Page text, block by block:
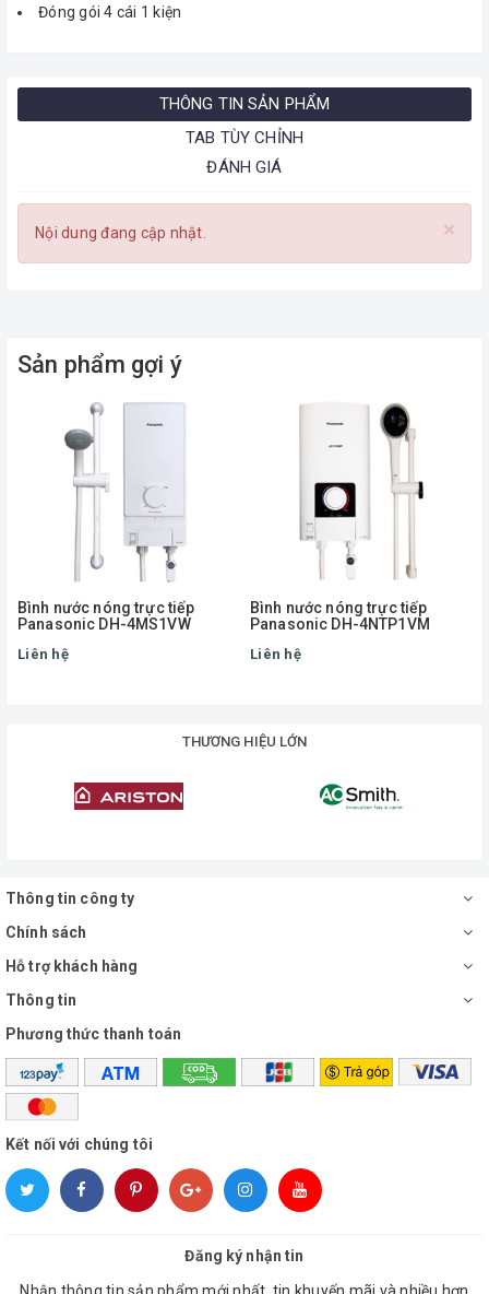
Đóng gói 4 cái 1 kiện
THÔNG TIN SẢN PHẨM
TAB TÙY CHỈNH
ĐÁNH GIÁ
×
Nội dung đang cập nhật.
Sản phẩm gợi ý
Bình nước nóng trực tiếp
Panasonic DH-4MS1VW
Liên hệ
Bình nước nóng trực tiếp
Panasonic DH-4NTP1VM
Liên hệ
THƯƠNG HIỆU LỚN
Thông tin công ty
Chính sách
Hỗ trợ khách hàng
Thông tin
Phương thức thanh toán
Kết nối với chúng tôi
Đăng ký nhận tin
Nhận thông tin sản phẩm mới nhất, tin khuyến mãi và nhiều hơn